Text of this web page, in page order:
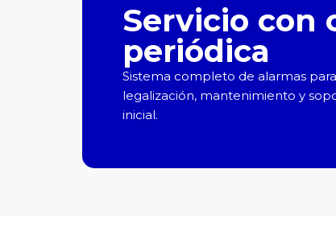
Servicio con
periódica
Sistema completo de alarmas
legalización, mantenimiento y
inicial.